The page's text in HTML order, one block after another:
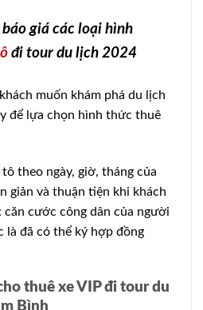
giá các loại hình
đi tour du lịch 2024
muốn khám phá du lịch
để lựa chọn hình thức thuê
theo ngày, giờ, tháng của
giản và thuận tiện khi khách
căn cước công dân của người
là đã có thể ký hợp đồng
thuê xe VIP đi tour du
Bình